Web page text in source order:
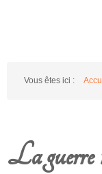
Vous êtes ici :
La guerre